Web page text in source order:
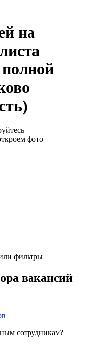
на
полной
фото
фильтры
вакансий
сотрудникам?